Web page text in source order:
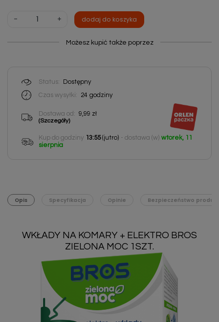
- + dodaj do koszyka
Możesz kupić także poprzez
Status:
Dostępny
Czas wysyłki:
24 godziny
Dostawa od: 9,99 zł
(Szczegóły)
Kup do godziny 13:55(jutro) - dostawa (w) wtorek, 11
sierpnia
Opis Specyfikacja Opinie Bezpieczeństwo
WKŁADY NA KOMARY + ELEKTRO BROS
ZIELONA MOC 1SZT.